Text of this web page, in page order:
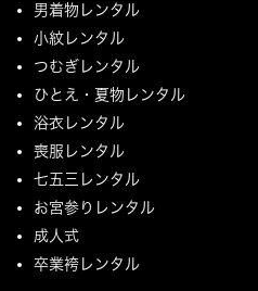
男着物レンタル
小紋レンタル
つむぎレンタル
ひとえ・夏物レンタル
浴衣レンタル
喪服レンタル
七五三レンタル
お宮参りレンタル
成人式
卒業袴レンタル